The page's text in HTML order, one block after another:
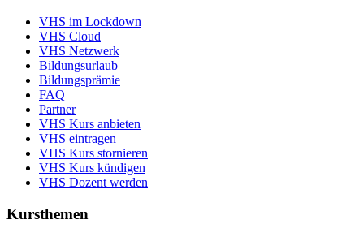
VHS im Lockdown
VHS Cloud
VHS Netzwerk
Bildungsurlaub
Bildungsprämie
FAQ
Partner
VHS Kurs anbieten
VHS eintragen
VHS Kurs stornieren
VHS Kurs kündigen
VHS Dozent werden
Kursthemen